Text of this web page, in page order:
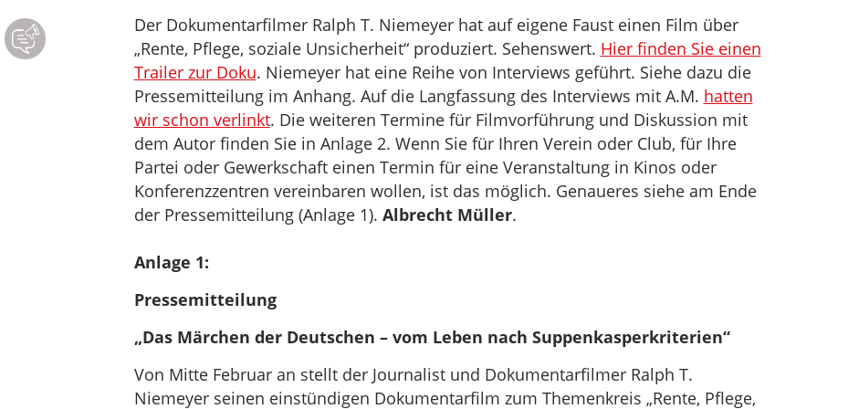
Der Dokumentarfilmer Ralph T. Niemeyer hat auf eigene Faust einen Film über
„Rente, Pflege, soziale Unsicherheit“ produziert. Sehenswert. Hier finden Sie einen
Trailer zur Doku. Niemeyer hat eine Reihe von Interviews geführt. Siehe dazu die
Pressemitteilung im Anhang. Auf die Langfassung des Interviews mit A.M. hatten
wir schon verlinkt. Die weiteren Termine für Filmvorführung und Diskussion mit
dem Autor finden Sie in Anlage 2. Wenn Sie für Ihren Verein oder Club, für Ihre
Partei oder Gewerkschaft einen Termin für eine Veranstaltung in Kinos oder
Konferenzzentren vereinbaren wollen, ist das möglich. Genaueres siehe am Ende
der Pressemitteilung (Anlage 1). Albrecht Müller.
Anlage 1:
Pressemitteilung
„Das Märchen der Deutschen – vom Leben nach Suppenkasperkriterien“
Von Mitte Februar an stellt der Journalist und Dokumentarfilmer Ralph T.
Niemeyer seinen einstündigen Dokumentarfilm zum Themenkreis „Rente, Pflege,